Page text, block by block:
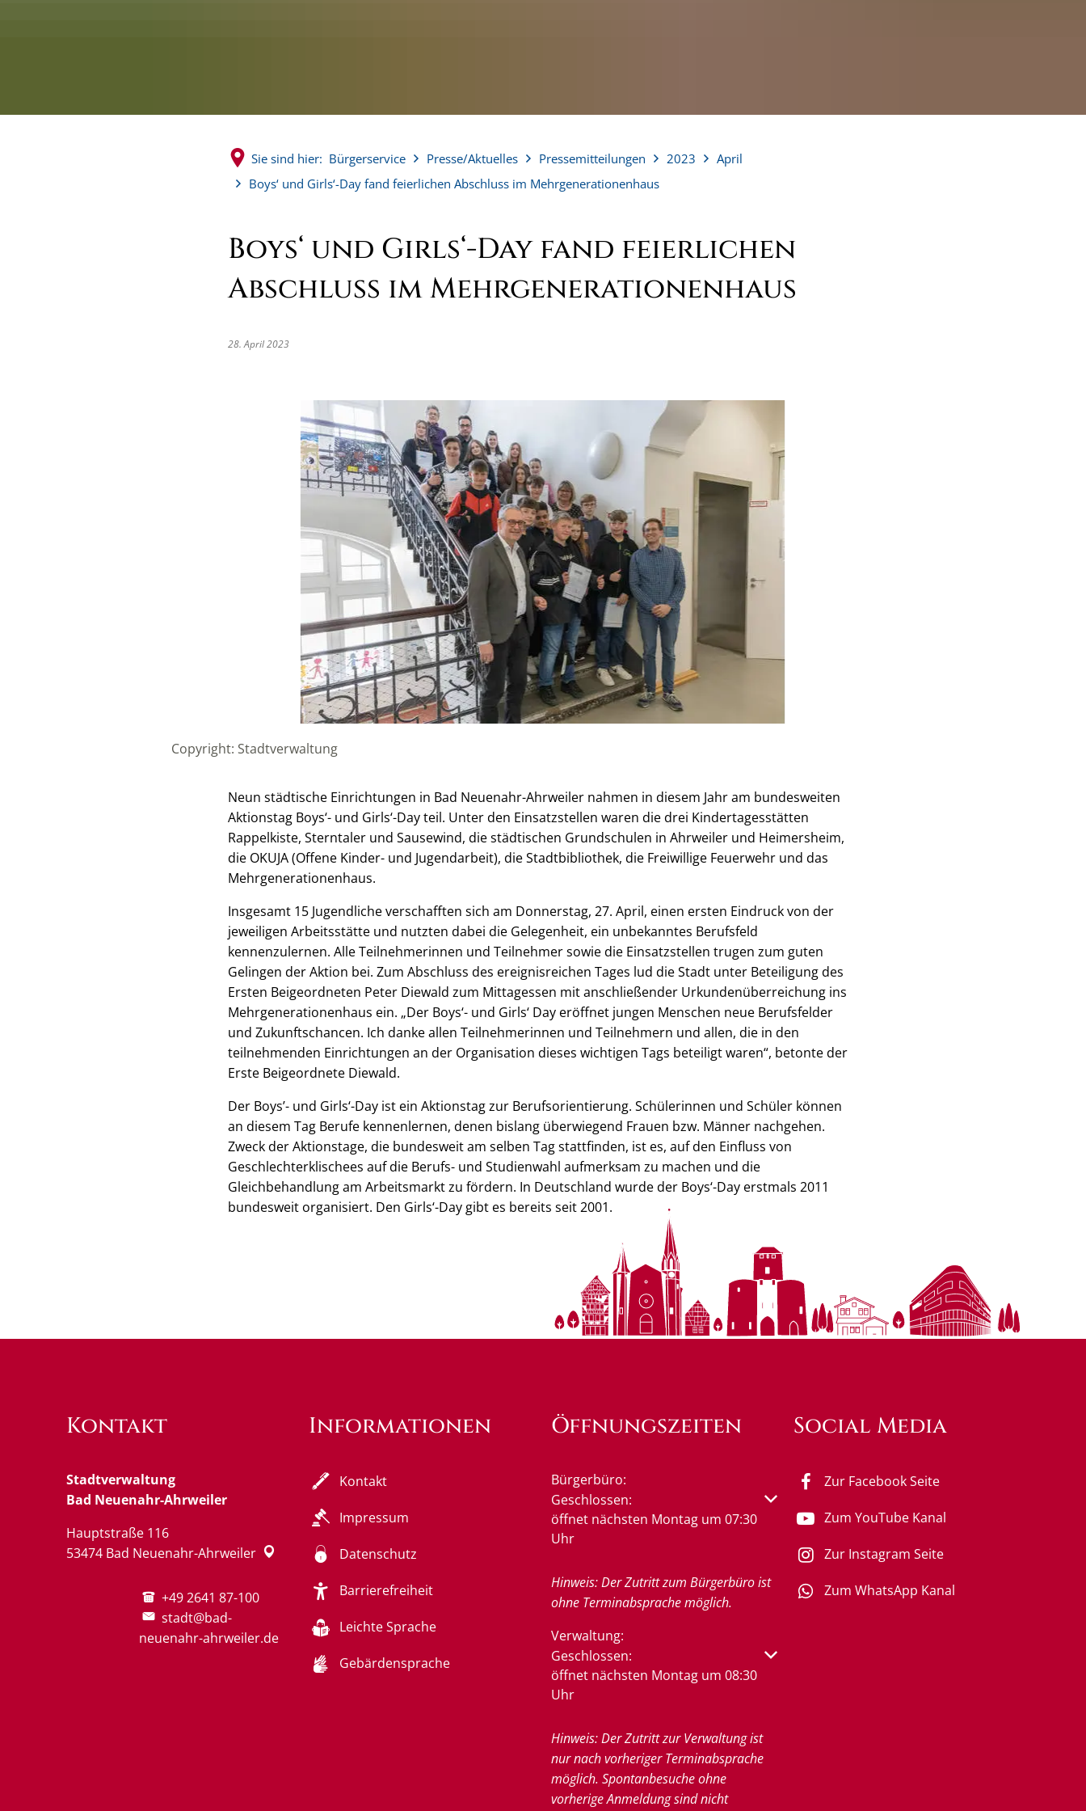
Sie sind hier: Bürgerservice Presse/Aktuelles Pressemitteilungen 2023
April
Boys‘ und Girls‘-Day fand feierlichen Abschluss im Mehrgenerationenhaus
Boys‘ und Girls‘-Day fand feierlichen
Abschluss im Mehrgenerationenhaus
28. April 2023
Copyright: Stadtverwaltung
Neun städtische Einrichtungen in Bad Neuenahr-Ahrweiler nahmen in diesem Jahr am bundesweiten
Aktionstag Boys‘- und Girls‘-Day teil. Unter den Einsatzstellen waren die drei Kindertagesstätten
Rappelkiste, Sterntaler und Sausewind, die städtischen Grundschulen in Ahrweiler und Heimersheim,
die OKUJA (Offene Kinder- und Jugendarbeit), die Stadtbibliothek, die Freiwillige Feuerwehr und das
Mehrgenerationenhaus.
Insgesamt 15 Jugendliche verschafften sich am Donnerstag, 27. April, einen ersten Eindruck von der
jeweiligen Arbeitsstätte und nutzten dabei die Gelegenheit, ein unbekanntes Berufsfeld
kennenzulernen. Alle Teilnehmerinnen und Teilnehmer sowie die Einsatzstellen trugen zum guten
Gelingen der Aktion bei. Zum Abschluss des ereignisreichen Tages lud die Stadt unter Beteiligung des
Ersten Beigeordneten Peter Diewald zum Mittagessen mit anschließender Urkundenüberreichung ins
Mehrgenerationenhaus ein. „Der Boys‘- und Girls‘ Day eröffnet jungen Menschen neue Berufsfelder
und Zukunftschancen. Ich danke allen Teilnehmerinnen und Teilnehmern und allen, die in den
teilnehmenden Einrichtungen an der Organisation dieses wichtigen Tags beteiligt waren“, betonte der
Erste Beigeordnete Diewald.
Der Boys’- und Girls‘-Day ist ein Aktionstag zur Berufsorientierung. Schülerinnen und Schüler können
an diesem Tag Berufe kennenlernen, denen bislang überwiegend Frauen bzw. Männer nachgehen.
Zweck der Aktionstage, die bundesweit am selben Tag stattfinden, ist es, auf den Einfluss von
Geschlechterklischees auf die Berufs- und Studienwahl aufmerksam zu machen und die
Gleichbehandlung am Arbeitsmarkt zu fördern. In Deutschland wurde der Boys‘-Day erstmals 2011
bundesweit organisiert. Den Girls‘-Day gibt es bereits seit 2001.
Kontakt
Stadtverwaltung
Bad Neuenahr-Ahrweiler
Hauptstraße 116
53474 Bad Neuenahr-Ahrweiler
+49 2641 87-100
stadt@bad-
neuenahr-ahrweiler.de
Informationen
Kontakt
Impressum
Datenschutz
Barrierefreiheit
Leichte Sprache
Gebärdensprache
Öffnungszeiten
Bürgerbüro:
Klicken, um weitere Öffnungs- oder Schließzeiten auszublenden
Geschlossen:
öffnet nächsten Montag um 07:30
Uhr
Hinweis: Der Zutritt zum Bürgerbüro ist
ohne Terminabsprache möglich.
Verwaltung:
Klicken, um weitere Öffnungs- oder Schließzeiten auszublenden
Geschlossen:
öffnet nächsten Montag um 08:30
Uhr
Hinweis: Der Zutritt zur Verwaltung ist
nur nach vorheriger Terminabsprache
möglich. Spontanbesuche ohne
vorherige Anmeldung sind nicht
Social Media
Zur Facebook Seite
Zum YouTube Kanal
Zur Instagram Seite
Zum WhatsApp Kanal